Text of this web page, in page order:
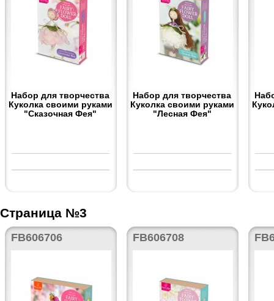
Набор для творчества
Куколка своими руками
"Сказочная Фея"
Набор для творчества
Куколка своими руками
"Лесная Фея"
Страница №3
FB606706 FB606708